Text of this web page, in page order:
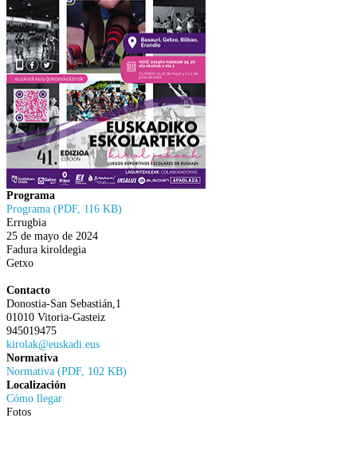
Programa
Programa (PDF, 116 KB)
Errugbia
25 de mayo de 2024
Fadura kiroldegia
Getxo
Contacto
Donostia-San Sebastián,1
01010 Vitoria-Gasteiz
945019475
kirolak@euskadi.eus
Normativa
Normativa (PDF, 102 KB)
Localización
Cómo llegar
Fotos